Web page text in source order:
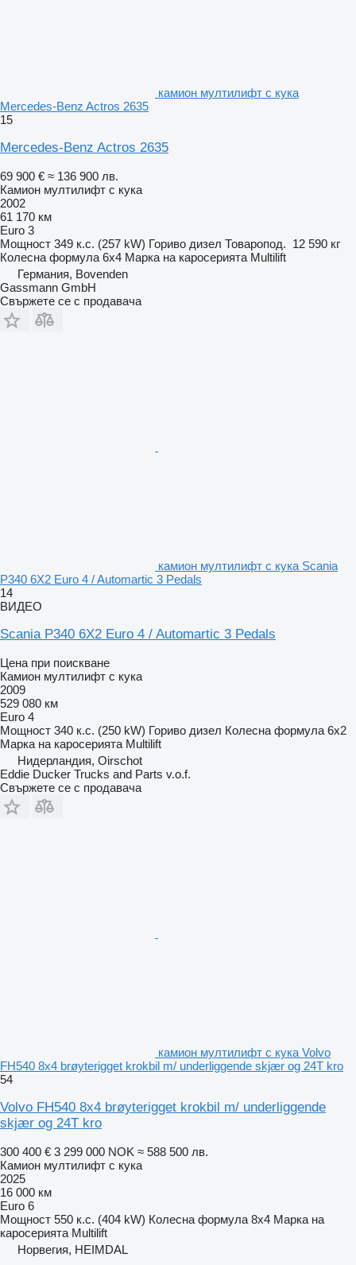
камион мултилифт с кука
Mercedes-Benz Actros 2635
15
Mercedes-Benz Actros 2635
69 900 € ≈ 136 900 лв.
Камион мултилифт с кука
2002
61 170 км
Euro 3
Мощност 349 к.с. (257 kW) Гориво дизел Товаропод. 12 590 кг
Колесна формула 6x4 Марка на каросерията Multilift
Германия, Bovenden
Gassmann GmbH
Свържете се с продавача
камион мултилифт с кука Scania
P340 6X2 Euro 4 / Automartic 3 Pedals
14
ВИДЕО
Scania P340 6X2 Euro 4 / Automartic 3 Pedals
Цена при поискване
Камион мултилифт с кука
2009
529 080 км
Euro 4
Мощност 340 к.с. (250 kW) Гориво дизел Колесна формула 6x2
Марка на каросерията Multilift
Нидерландия, Oirschot
Eddie Ducker Trucks and Parts v.o.f.
Свържете се с продавача
камион мултилифт с кука Volvo
FH540 8x4 brøyterigget krokbil m/ underliggende skjær og 24T kro
54
Volvo FH540 8x4 brøyterigget krokbil m/ underliggende
skjær og 24T kro
300 400 € 3 299 000 NOK ≈ 588 500 лв.
Камион мултилифт с кука
2025
16 000 км
Euro 6
Мощност 550 к.с. (404 kW) Колесна формула 8x4 Марка на
каросерията Multilift
Норвегия, HEIMDAL